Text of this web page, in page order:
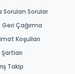
Sorulan Sorular
Geri Çağırma
Koşulları
Takip